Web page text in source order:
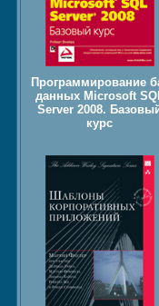
Программирование
данных Microsoft
Server 2008.
курс